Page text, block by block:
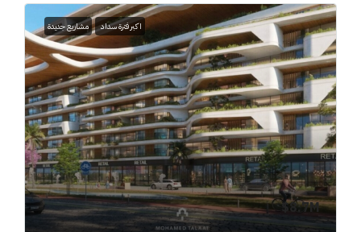
اكبر فترة سداد مشاريع جديدة
8.7M$